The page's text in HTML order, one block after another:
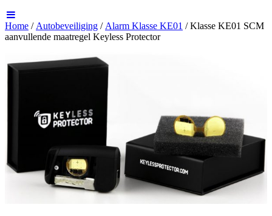
Home / Autobeveiliging / Alarm Klasse KE01 / Klasse KE01 SCM
aanvullende maatregel Keyless Protector